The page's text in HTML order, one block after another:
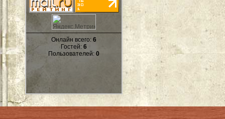
Онлайн всего: 6
Гостей: 6
Пользователей: 0